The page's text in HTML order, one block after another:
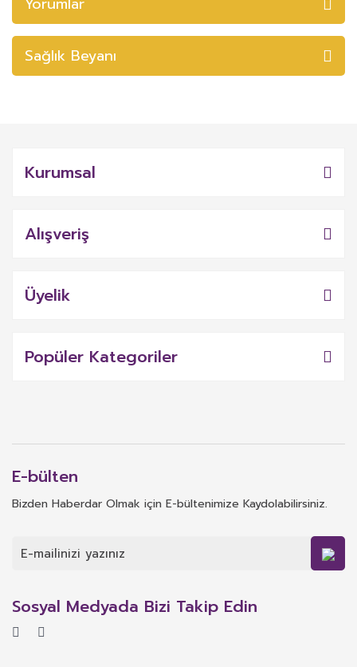
Sağlık Beyanı
Kurumsal
Alışveriş
Üyelik
Popüler Kategoriler
E-bülten
Bizden Haberdar Olmak için E-bültenimize Kaydolabilirsiniz.
Sosyal Medyada Bizi Takip Edin